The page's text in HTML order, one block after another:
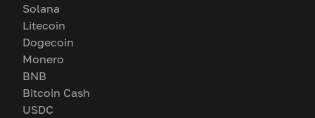
Solana
Litecoin
Dogecoin
Monero
BNB
Bitcoin Cash
USDC